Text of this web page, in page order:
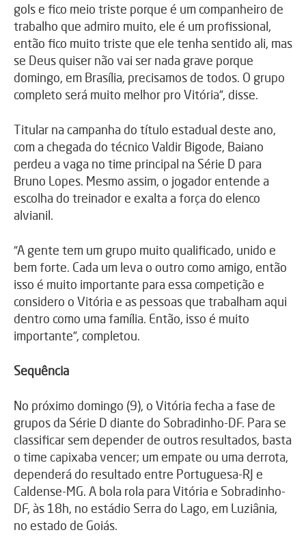
gols e fico meio triste porque é um companheiro de
trabalho que admiro muito, ele é um profissional,
então fico muito triste que ele tenha sentido ali, mas
se Deus quiser não vai ser nada grave porque
domingo, em Brasília, precisamos de todos. O grupo
completo será muito melhor pro Vitória”, disse.
Titular na campanha do título estadual deste ano,
com a chegada do técnico Valdir Bigode, Baiano
perdeu a vaga no time principal na Série D para
Bruno Lopes. Mesmo assim, o jogador entende a
escolha do treinador e exalta a força do elenco
alvianil.
“A gente tem um grupo muito qualificado, unido e
bem forte. Cada um leva o outro como amigo, então
isso é muito importante para essa competição e
considero o Vitória e as pessoas que trabalham aqui
dentro como uma família. Então, isso é muito
importante”, completou.
Sequência
No próximo domingo (9), o Vitória fecha a fase de
grupos da Série D diante do Sobradinho-DF. Para se
classificar sem depender de outros resultados, basta
o time capixaba vencer; um empate ou uma derrota,
dependerá do resultado entre Portuguesa-RJ e
Caldense-MG. A bola rola para Vitória e Sobradinho-
DF, às 18h, no estádio Serra do Lago, em Luziânia,
no estado de Goiás.